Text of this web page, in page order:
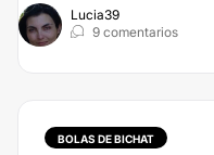
Lucia39
9 comentarios
BOLAS DE BICHAT